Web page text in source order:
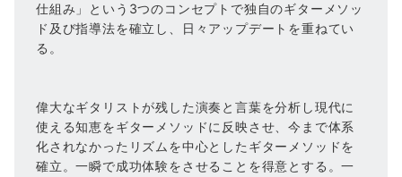
仕組み」という3つのコンセプトで独自のギターメソッ
ド及び指導法を確立し、日々アップデートを重ねてい
る。
偉大なギタリストが残した演奏と言葉を分析し現代に
使える知恵をギターメソッドに反映させ、今まで体系
化されなかったリズムを中心としたギターメソッドを
確立。一瞬で成功体験をさせることを得意とする。一